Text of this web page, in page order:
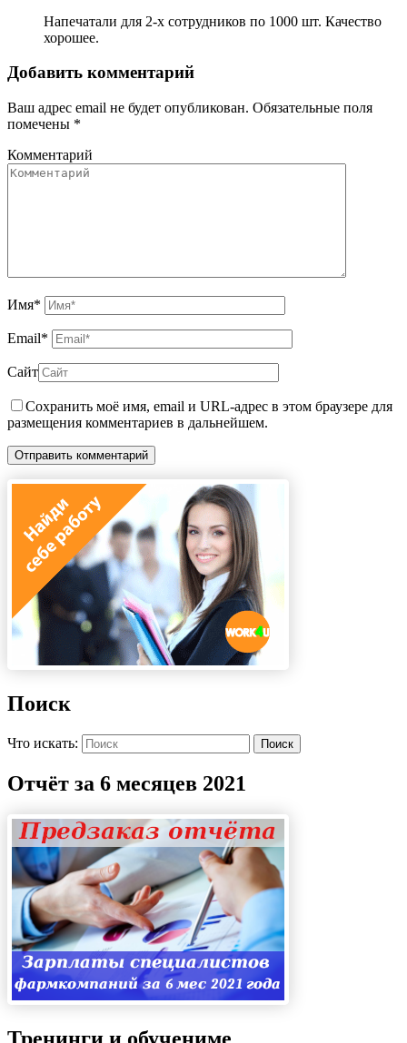
Напечатали для 2-х сотрудников по 1000 шт. Качество
хорошее.
Добавить комментарий
Ваш адрес email не будет опубликован. Обязательные поля
помечены *
Комментарий
Имя*
Email*
Сайт
Сохранить моё имя, email и URL-адрес в этом браузере для
размещения комментариев в дальнейшем.
Поиск
Что искать: Поиск
Отчёт за 6 месяцев 2021
Тренинги и обучениме